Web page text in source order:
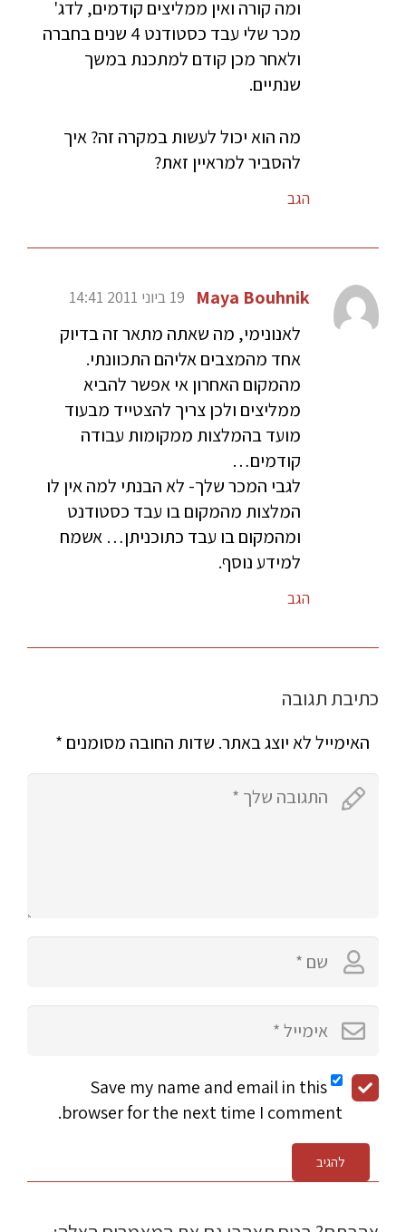
ומה קורה ואין ממליצים קודמים, לדג'
מכר שלי עבד כסטודנט 4 שנים בחברה
ולאחר מכן קודם למתכנת במשך
שנתיים.
מה הוא יכול לעשות במקרה זה? איך
להסביר למראיין זאת?
הגב
Maya Bouhnik 19 ביוני 2011 14:41
לאנונימי, מה שאתה מתאר זה בדיוק
אחד מהמצבים אליהם התכוונתי.
מהמקום האחרון אי אפשר להביא
ממליצים ולכן צריך להצטייד מבעוד
מועד בהמלצות ממקומות עבודה
קודמים…
לגבי המכר שלך- לא הבנתי למה אין לו
המלצות מהמקום בו עבד כסטודנט
ומהמקום בו עבד כתוכניתן… אשמח
למידע נוסף.
הגב
כתיבת תגובה
האימייל לא יוצג באתר. שדות החובה מסומנים *
Save my name and email in this
browser for the next time I comment.
להגיב